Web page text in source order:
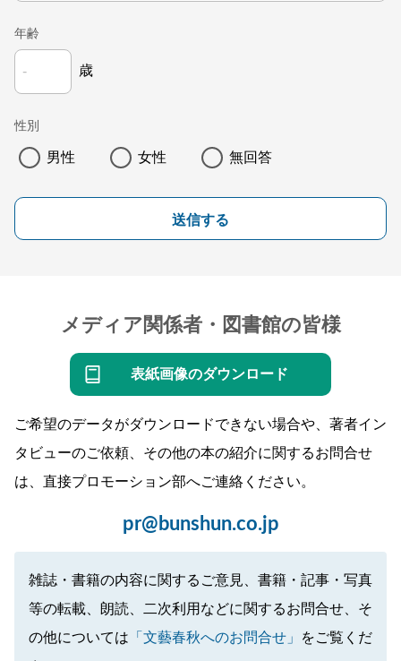
年齢
歳
性別
男性 女性 無回答
送信する
メディア関係者・図書館の皆様
表紙画像のダウンロード
ご希望のデータがダウンロードできない場合や、著者イン
タビューのご依頼、その他の本の紹介に関するお問合せ
は、直接プロモーション部へご連絡ください。
pr@bunshun.co.jp
雑誌・書籍の内容に関するご意見、書籍・記事・写真
等の転載、朗読、二次利用などに関するお問合せ、そ
の他については 「文藝春秋へのお問合せ」
をご覧くだ